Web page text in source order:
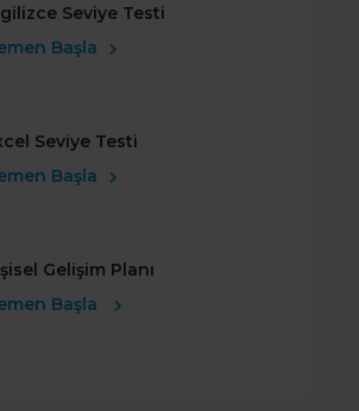
Seviye Testi
Başla
Seviye Testi
Başla
Gelişim Planı
Başla